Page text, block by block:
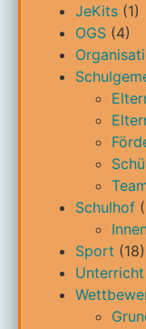
JeKits (1)
OGS (4)
Schulhof
Sport (18)
Unterricht